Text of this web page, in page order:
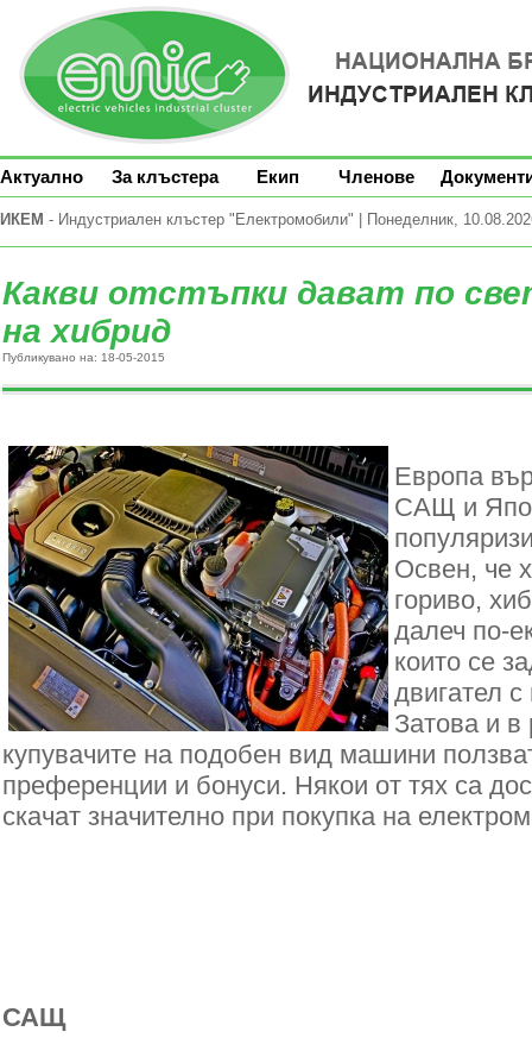
Актуално За клъстера Екип Членове
ИКЕМ - Индустриален клъстер "Електромобили" | Понеделник,
Какви отстъпки дават по
на хибрид
Публикувано на: 18-05-2015
Европа
САЩ и
Освен, че
гориво,
далеч по-
които се
двигател
Затова и в
купувачите на подобен вид машини
преференции и бонуси. Някои от тях са
скачат значително при покупка на
САЩ